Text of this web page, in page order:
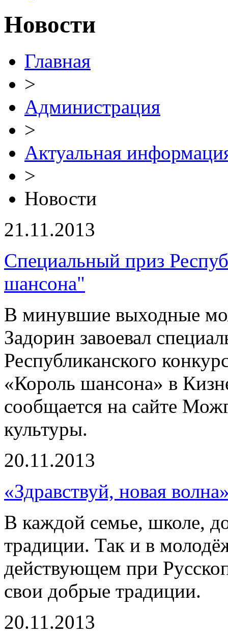
Новости
Главная
>
Администрация
>
Актуальная
>
Новости
21.11.2013
Специальный приз
шансона"
В минувшие выходные
Задорин завоевал
Республиканского
«Король шансона» в
сообщается на сайте
культуры.
20.11.2013
«Здравствуй, новая
В каждой семье, школе,
традиции. Так и в
действующем при
свои добрые традиции.
20.11.2013